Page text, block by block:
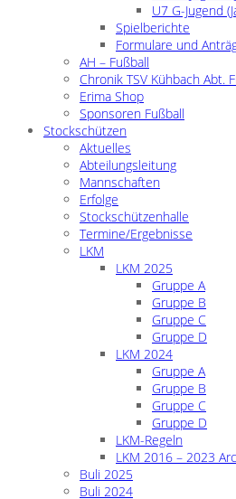
U7 G-Jugend
Spielberichte
Formulare und
AH – Fußball
Chronik TSV Kühbach Abt.
Erima Shop
Sponsoren Fußball
Stockschützen
Aktuelles
Abteilungsleitung
Mannschaften
Erfolge
Stockschützenhalle
Termine/Ergebnisse
LKM
LKM 2025
Gruppe A
Gruppe B
Gruppe C
Gruppe D
LKM 2024
Gruppe A
Gruppe B
Gruppe C
Gruppe D
LKM-Regeln
LKM 2016 – 2023
Buli 2025
Buli 2024